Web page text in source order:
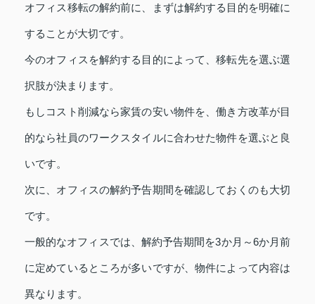
オフィス移転の解約前に、まずは解約する目的を明確に
することが大切です。
今のオフィスを解約する目的によって、移転先を選ぶ選
択肢が決まります。
もしコスト削減なら家賃の安い物件を、働き方改革が目
的なら社員のワークスタイルに合わせた物件を選ぶと良
いです。
次に、オフィスの解約予告期間を確認しておくのも大切
です。
一般的なオフィスでは、解約予告期間を3か月～6か月前
に定めているところが多いですが、物件によって内容は
異なります。